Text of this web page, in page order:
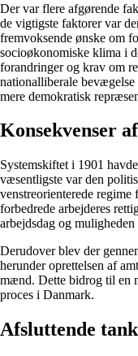
Der var flere afgørende
de vigtigste faktorer var
fremvoksende ønske om
socioøkonomiske klima i
forandringer og krav om
nationalliberale
mere demokratisk
Konsekvenser
Systemskiftet i 1901
væsentligste var den
venstreorienterede
forbedrede arbejderes
arbejdsdag og
Derudover blev der
herunder oprettelsen af
mænd. Dette bidrog til en
proces i Danmark.
Afsluttende